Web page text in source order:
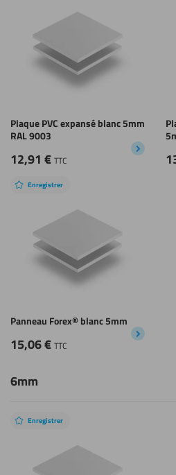
Plaque PVC expansé blanc 5mm
RAL 9003
12,91 € TTC
Enregistrer
Panneau Forex® blanc 5mm
15,06€ TTC
6mm
Enregistrer